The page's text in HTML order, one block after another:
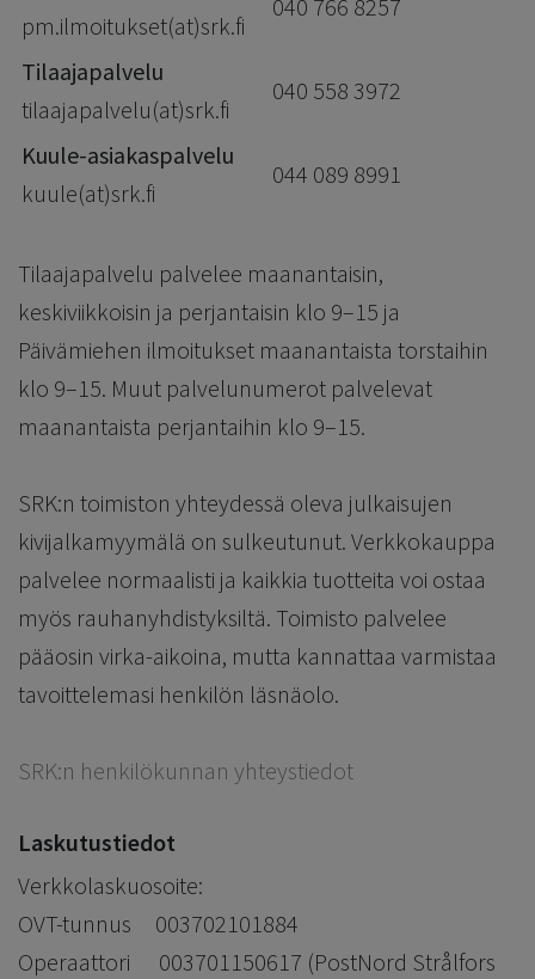
pm.ilmoitukset(at)srk.fi
040 766 8257
Tilaajapalvelu
tilaajapalvelu(at)srk.fi
040 558 3972
Kuule-asiakaspalvelu
kuule(at)srk.fi
044 089 8991
Tilaajapalvelu palvelee maanantaisin,
keskiviikkoisin ja perjantaisin klo 9–15 ja
Päivämiehen ilmoitukset maanantaista torstaihin
klo 9–15. Muut palvelunumerot palvelevat
maanantaista perjantaihin klo 9–15.
SRK:n toimiston yhteydessä oleva julkaisujen
kivijalkamyymälä on sulkeutunut. Verkkokauppa
palvelee normaalisti ja kaikkia tuotteita voi ostaa
myös rauhanyhdistyksiltä. Toimisto palvelee
pääosin virka-aikoina, mutta kannattaa varmistaa
tavoittelemasi henkilön läsnäolo.​
SRK:n henkilökunnan yhteystiedot
Laskutustiedot
Verkkolaskuosoite:
OVT-tunnus 003702101884
Operaattori 003701150617 (PostNord Strålfors